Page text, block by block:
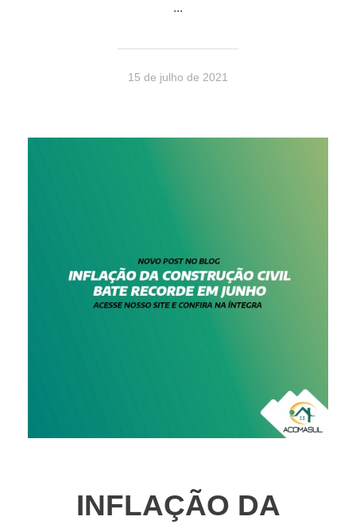
15 de julho de 2021
...
INFLAÇÃO DA